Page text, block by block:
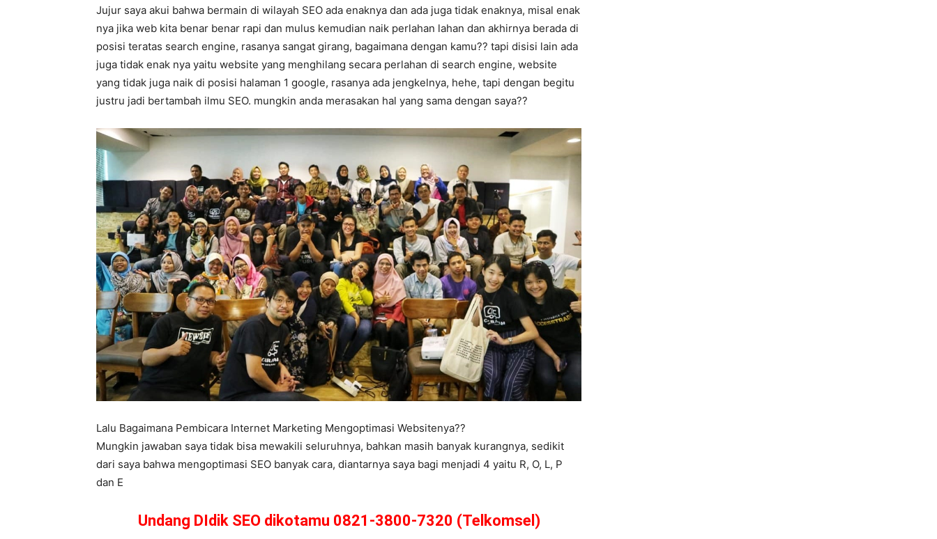
Jujur saya akui bahwa bermain di wilayah SEO ada enaknya dan ada juga tidak enaknya, misal enak
nya jika web kita benar benar rapi dan mulus kemudian naik perlahan lahan dan akhirnya berada di
posisi teratas search engine, rasanya sangat girang, bagaimana dengan kamu?? tapi disisi lain ada
juga tidak enak nya yaitu website yang menghilang secara perlahan di search engine, website
yang tidak juga naik di posisi halaman 1 google, rasanya ada jengkelnya, hehe, tapi dengan begitu
justru jadi bertambah ilmu SEO. mungkin anda merasakan hal yang sama dengan saya??
Lalu Bagaimana Pembicara Internet Marketing Mengoptimasi Websitenya??
Mungkin jawaban saya tidak bisa mewakili seluruhnya, bahkan masih banyak kurangnya, sedikit
dari saya bahwa mengoptimasi SEO banyak cara, diantarnya saya bagi menjadi 4 yaitu R, O, L, P
dan E
Undang DIdik SEO dikotamu 0821-3800-7320 (Telkomsel)